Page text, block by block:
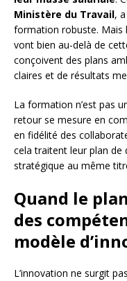
Ministère du Travail,
formation robuste. Mais
vont bien au-delà de
conçoivent des plans
claires et de résultats
La formation n’est pas
retour se mesure en
en fidélité des
cela traitent leur plan
stratégique au même
Quand le
des
modèle
L’innovation ne surgit